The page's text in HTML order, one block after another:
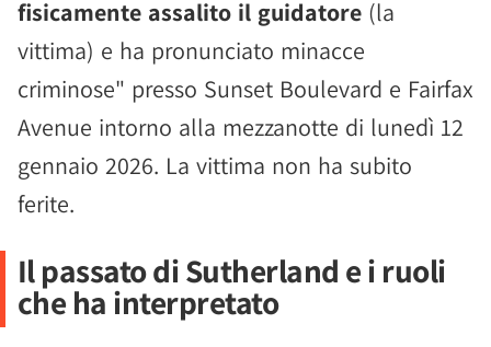
fisicamente assalito il guidatore (la
vittima) e ha pronunciato minacce
criminose" presso Sunset Boulevard e Fairfax
Avenue intorno alla mezzanotte di lunedì 12
gennaio 2026. La vittima non ha subito
ferite.
Il passato di Sutherland e i ruoli
che ha interpretato